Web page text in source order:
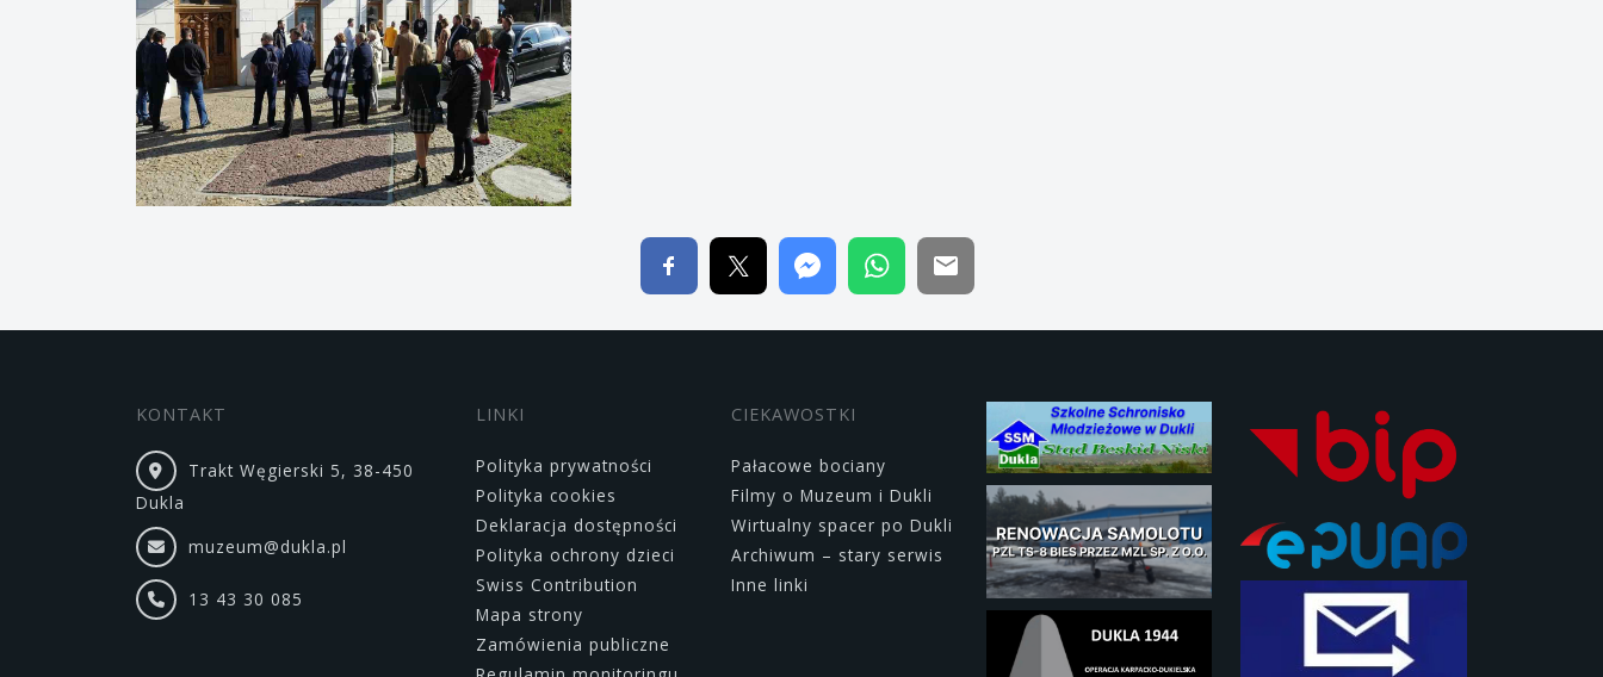
KONTAKT
Trakt Węgierski 5, 38-450
Dukla
muzeum@dukla.pl
13 43 30 085
LINKI
Polityka prywatności
Polityka cookies
Deklaracja dostępności
Polityka ochrony dzieci
Swiss Contribution
Mapa strony
Zamówienia publiczne
CIEKAWOSTKI
Pałacowe bociany
Filmy o Muzeum i Dukli
Wirtualny spacer po Dukli
Archiwum – stary serwis
Inne linki